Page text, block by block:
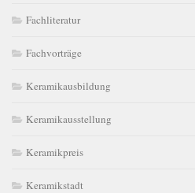
Fachliteratur
Fachvorträge
Keramikausbildung
Keramikausstellung
Keramikpreis
Keramikstadt